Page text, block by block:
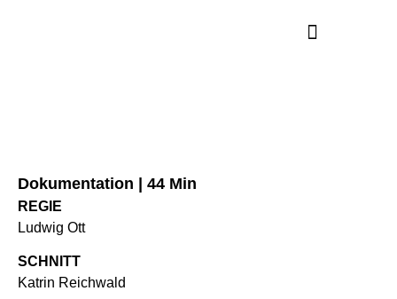
Dokumentation | 44 Min
REGIE
Ludwig Ott
SCHNITT
Katrin Reichwald